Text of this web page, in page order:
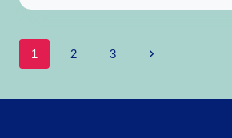
IN
Seitennavigation
1 2 3
Nächste